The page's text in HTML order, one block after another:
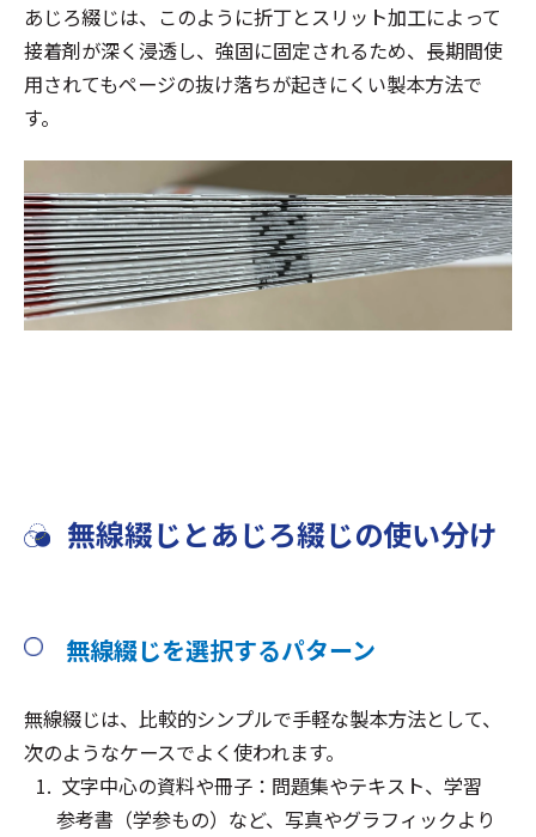
あじろ綴じは、このように折丁とスリット加工によって
接着剤が深く浸透し、強固に固定されるため、長期間使
用されてもページの抜け落ちが起きにくい製本方法で
す。
無線綴じとあじろ綴じの使い分け
無線綴じを選択するパターン
無線綴じは、比較的シンプルで手軽な製本方法として、
次のようなケースでよく使われます。
文字中心の資料や冊子：問題集やテキスト、学習
参考書（学参もの）など、写真やグラフィックより